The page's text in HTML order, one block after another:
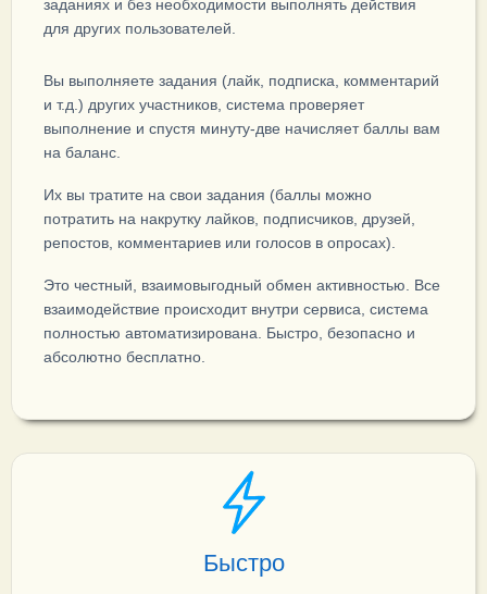
заданиях и без необходимости выполнять действия
для других пользователей.
Вы выполняете задания (лайк, подписка, комментарий
и т.д.) других участников, система проверяет
выполнение и спустя минуту-две начисляет баллы вам
на баланс.
Их вы тратите на свои задания (баллы можно
потратить на накрутку лайков, подписчиков, друзей,
репостов, комментариев или голосов в опросах).
Это честный, взаимовыгодный обмен активностью. Все
взаимодействие происходит внутри сервиса, система
полностью автоматизирована. Быстро, безопасно и
абсолютно бесплатно.
Быстро